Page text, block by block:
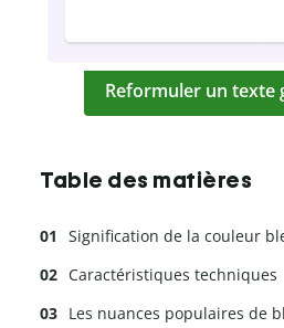
Reformuler un texte
Table des matières
Signification de la couleur
Caractéristiques techniques
Les nuances populaires de